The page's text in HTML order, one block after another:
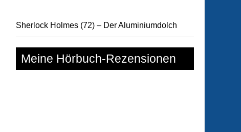
Sherlock Holmes (72) – Der Aluminiumdolch
Meine Hörbuch-Rezensionen